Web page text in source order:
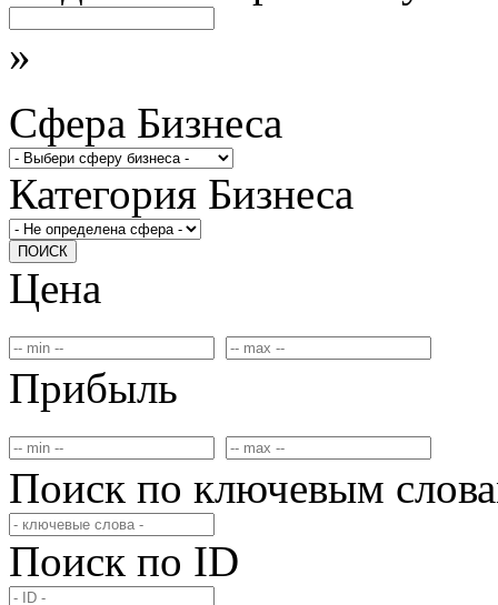
»
Сфера Бизнеса
Категория Бизнеса
ПОИСК
Цена
Прибыль
Поиск по ключевым
Поиск по ID